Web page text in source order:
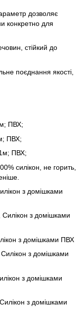
дозволяє
конкретно для
стійкий до
поєднання якості,
ПВХ;
ПВХ;
1м; ПВХ;
силікон, не горить,
з домішками
Силікон з домішками
з домішками ПВХ
з домішками
з домішками
з домішками